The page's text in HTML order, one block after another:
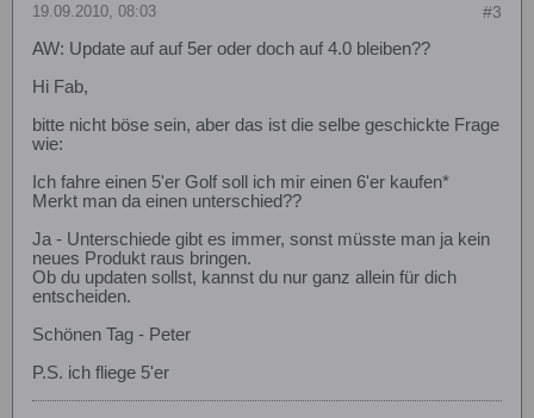
#3
19.09.2010, 08:03
AW: Update auf auf 5er oder doch auf 4.0 bleiben??
Hi Fab,
bitte nicht böse sein, aber das ist die selbe geschickte Frage
wie:
Ich fahre einen 5'er Golf soll ich mir einen 6'er kaufen*
Merkt man da einen unterschied??
Ja - Unterschiede gibt es immer, sonst müsste man ja kein
neues Produkt raus bringen.
Ob du updaten sollst, kannst du nur ganz allein für dich
entscheiden.
Schönen Tag - Peter
P.S. ich fliege 5'er